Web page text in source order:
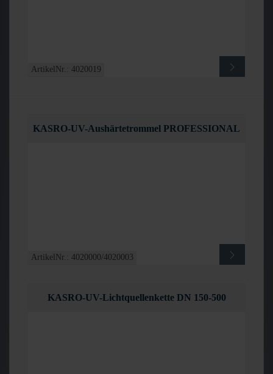
ArtikelNr.: 4020019
KASRO-UV-Aushärtetrommel PROFESSIONAL
ArtikelNr.: 4020000/4020003
KASRO-UV-Lichtquellenkette DN 150-500